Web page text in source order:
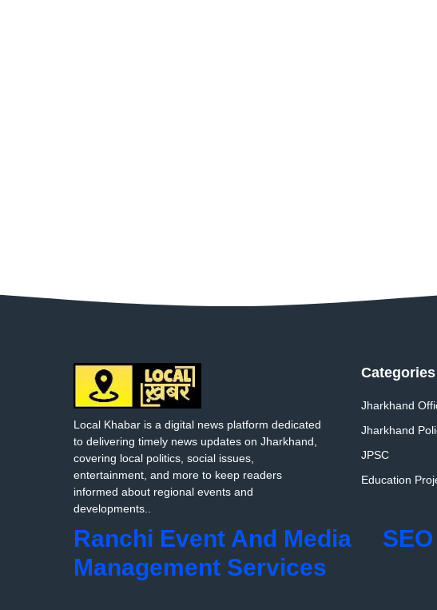
Local Khabar is a digital news platform dedicated
to delivering timely news updates on Jharkhand,
covering local politics, social issues,
entertainment, and more to keep readers
informed about regional events and
developments..
Categories
Jharkhand
Jharkhand
JPSC
Education
Ranchi Event And Media
Management Services